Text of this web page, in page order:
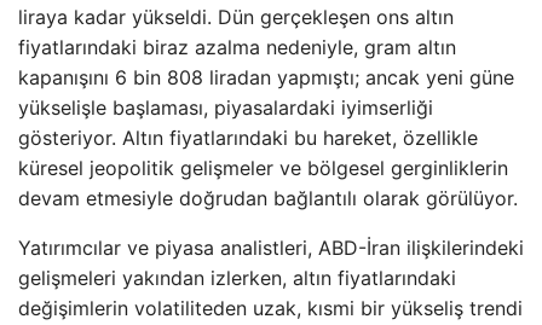
liraya kadar yükseldi. Dün gerçekleşen ons altın
fiyatlarındaki biraz azalma nedeniyle, gram altın
kapanışını 6 bin 808 liradan yapmıştı; ancak yeni güne
yükselişle başlaması, piyasalardaki iyimserliği
gösteriyor. Altın fiyatlarındaki bu hareket, özellikle
küresel jeopolitik gelişmeler ve bölgesel gerginliklerin
devam etmesiyle doğrudan bağlantılı olarak görülüyor.
Yatırımcılar ve piyasa analistleri, ABD-İran ilişkilerindeki
gelişmeleri yakından izlerken, altın fiyatlarındaki
değişimlerin volatiliteden uzak, kısmi bir yükseliş trendi